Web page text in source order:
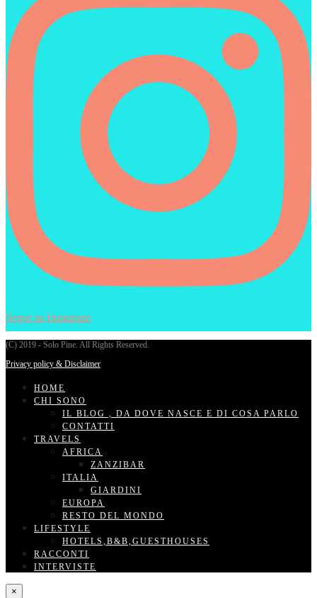
Segui su Instagram
(C) 2019 - Solo Pine. All Rights Reserved.
Privacy policy & Disclaimer
HOME
CHI SONO
IL BLOG , DA DOVE NASCE E DI COSA PARLO
CONTATTI
TRAVELS
AFRICA
ZANZIBAR
ITALIA
GIARDINI
EUROPA
RESTO DEL MONDO
LIFESTYLE
HOTELS,B&B,GUESTHOUSES
RACCONTI
INTERVISTE
×